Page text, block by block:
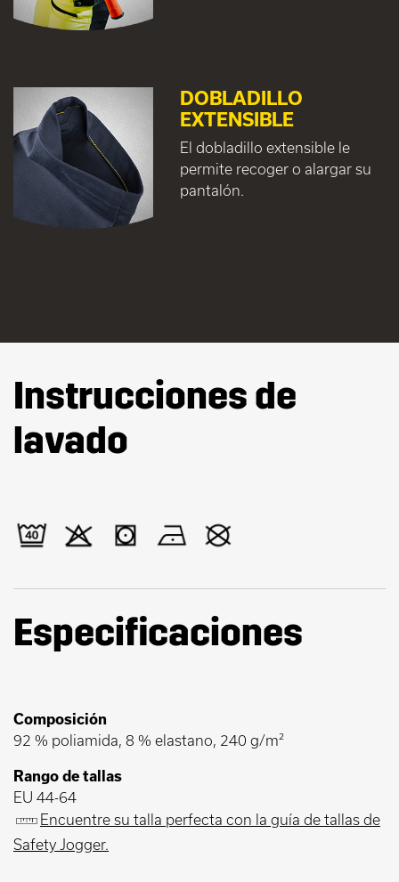
DOBLADILLO
EXTENSIBLE
El dobladillo extensible le
permite recoger o alargar su
pantalón.
Instrucciones de
lavado
Especificaciones
Composición
92 % poliamida, 8 % elastano, 240 g/m²
Rango de tallas
EU 44-64
Encuentre su talla perfecta con la guía de tallas de
Safety Jogger.